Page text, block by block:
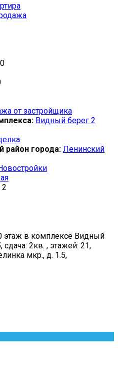
от застройщика
Видный берег 2
район города: Ленинский
2
этаж в комплексе Видный
сдача: 2кв. , этажей: 21,
мкр., д. 1.5,